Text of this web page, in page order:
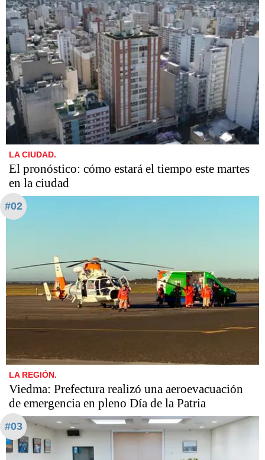
LA CIUDAD.
El pronóstico: cómo estará el tiempo este martes
en la ciudad
#02
LA REGIÓN.
Viedma: Prefectura realizó una aeroevacuación
de emergencia en pleno Día de la Patria
#03